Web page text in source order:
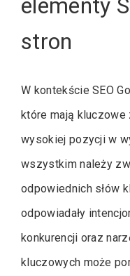
elementy
stron
W kontekście SEO
które mają
wysokiej pozycji w
wszystkim należy
odpowiednich słów
odpowiadały
konkurencji oraz
kluczowych może